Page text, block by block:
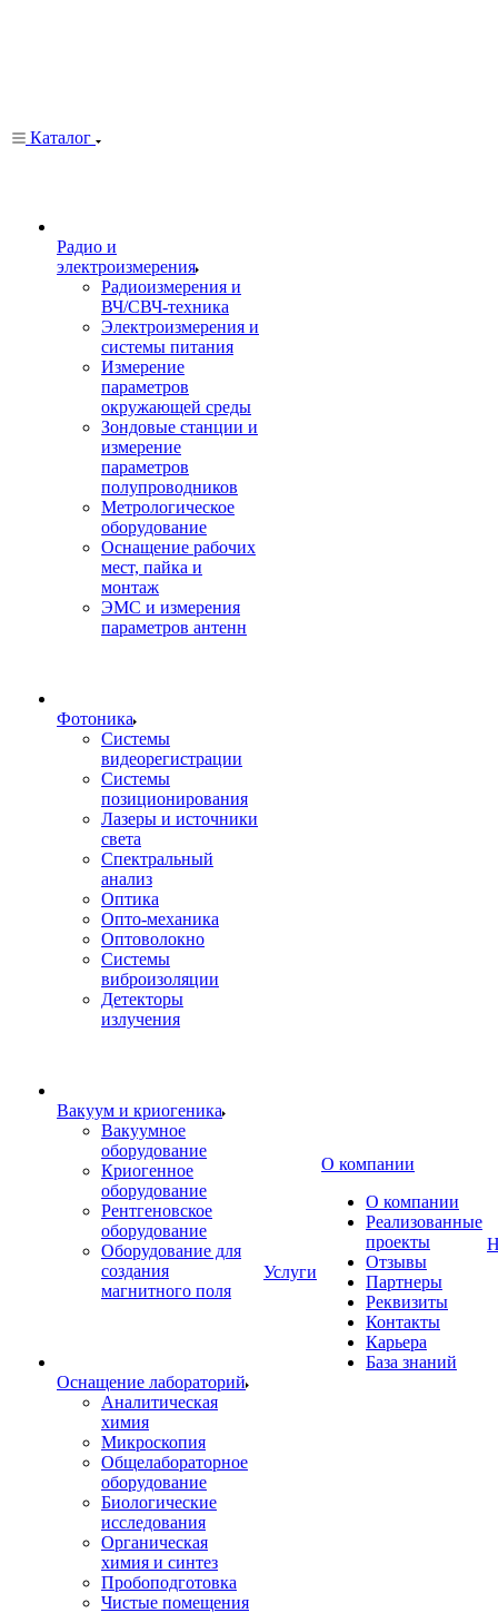
Каталог
Радио и
электроизмерения
Радиоизмерения и
ВЧ/СВЧ-техника
Электроизмерения и
системы питания
Измерение
параметров
окружающей среды
Зондовые станции и
измерение
параметров
полупроводников
Метрологическое
оборудование
Оснащение рабочих
мест, пайка и
монтаж
ЭМС и измерения
параметров антенн
Фотоника
Cистемы
видеорегистрации
Системы
позиционирования
Лазеры и источники
света
Спектральный
анализ
Оптика
Опто-механика
Оптоволокно
Системы
виброизоляции
Детекторы
излучения
Вакуум и криогеника
Вакуумное
оборудование
Криогенное
оборудование
Рентгеновское
оборудование
Оборудование для
создания
магнитного поля
Оснащение лабораторий
Аналитическая
химия
Микроскопия
Общелабораторное
оборудование
Биологические
исследования
Органическая
химия и синтез
Пробоподготовка
Чистые помещения
Услуги
О компании
О компании
Реализованные
проекты
Отзывы
Партнеры
Реквизиты
Контакты
Карьера
База знаний